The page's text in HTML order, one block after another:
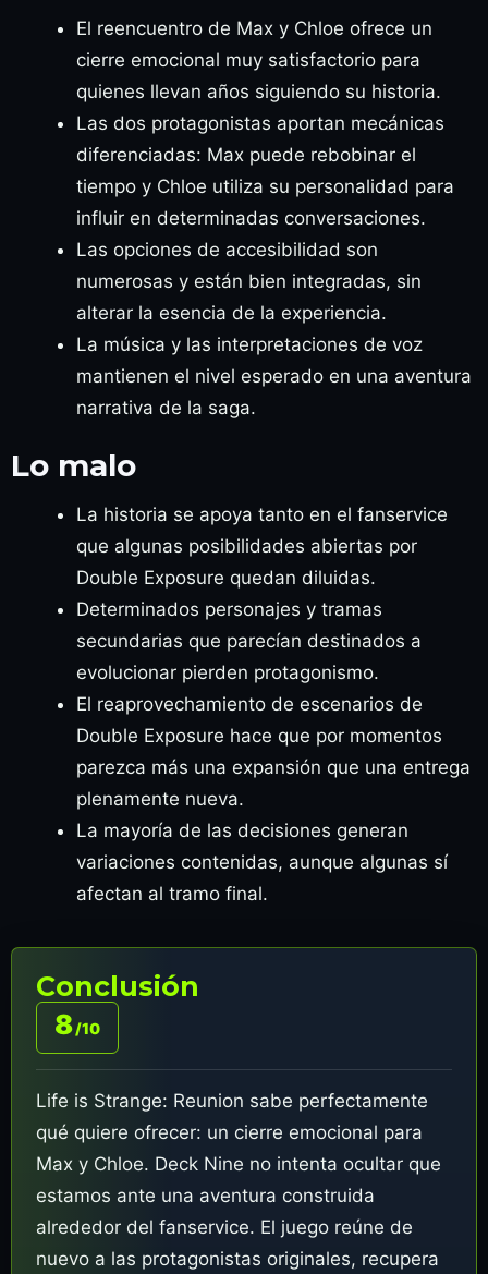
El reencuentro de Max y Chloe ofrece un
cierre emocional muy satisfactorio para
quienes llevan años siguiendo su historia.
Las dos protagonistas aportan mecánicas
diferenciadas: Max puede rebobinar el
tiempo y Chloe utiliza su personalidad para
influir en determinadas conversaciones.
Las opciones de accesibilidad son
numerosas y están bien integradas, sin
alterar la esencia de la experiencia.
La música y las interpretaciones de voz
mantienen el nivel esperado en una aventura
narrativa de la saga.
Lo malo
La historia se apoya tanto en el fanservice
que algunas posibilidades abiertas por
Double Exposure quedan diluidas.
Determinados personajes y tramas
secundarias que parecían destinados a
evolucionar pierden protagonismo.
El reaprovechamiento de escenarios de
Double Exposure hace que por momentos
parezca más una expansión que una entrega
plenamente nueva.
La mayoría de las decisiones generan
variaciones contenidas, aunque algunas sí
afectan al tramo final.
Conclusión
8/10
Life is Strange: Reunion sabe perfectamente
qué quiere ofrecer: un cierre emocional para
Max y Chloe. Deck Nine no intenta ocultar que
estamos ante una aventura construida
alrededor del fanservice. El juego reúne de
nuevo a las protagonistas originales, recupera